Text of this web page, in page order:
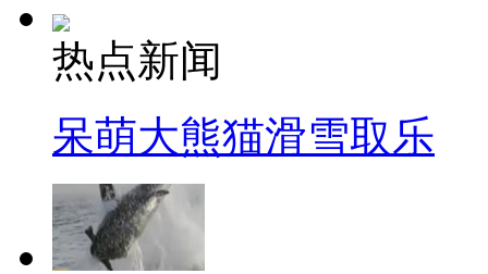
热点新闻
呆萌大熊猫滑雪取乐